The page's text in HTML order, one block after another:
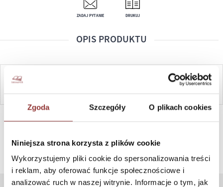
Zgoda Szczegóły O plikach cookies
Niniejsza strona korzysta z plików cookie
Wykorzystujemy pliki cookie do spersonalizowania treści
i reklam, aby oferować funkcje społecznościowe i
analizować ruch w naszej witrynie. Informacje o tym, jak
ZADAJ PYTANIE DRUKUJ
OPIS PRODUKTU
381 865